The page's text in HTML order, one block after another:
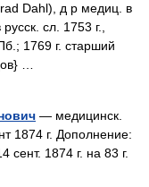
Dahl), д р медиц. в
сл. 1753 г.,
1769 г. старший
…
— медицинск.
1874 г. Дополнение:
1874 г. на 83 г.